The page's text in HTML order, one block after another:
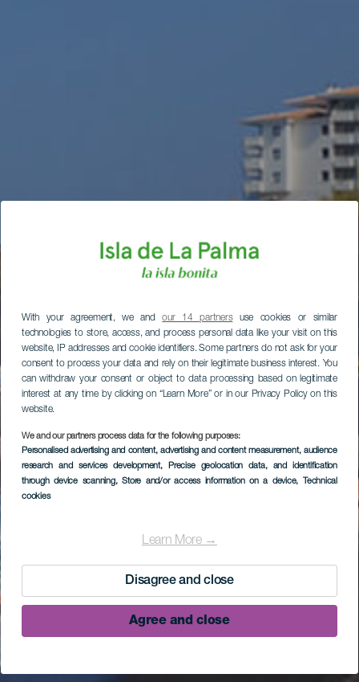
With your agreement, we andour 14 partnersuse cookies or similar
technologies to store, access, and process personal data like your visit on this
website, IP addresses and cookie identifiers. Some partners do not ask for your
consent to process your data and rely on their legitimate business interest. You
can withdraw your consent or object to data processing based on legitimate
interest at any time by clicking on “Learn More” or in our Privacy Policy on this
website.
We and our partners process data for the following purposes:
Personalised advertising and content, advertising and content measurement, audience
research and services development, Precise geolocation data, and identification
through device scanning, Store and/or access information on a device, Technical
cookies
Learn More →
Disagree and close
Agree and close